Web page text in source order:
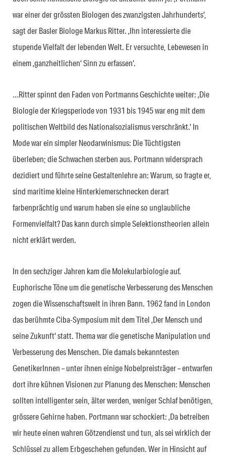
war einer der grössten Biologen des zwanzigsten Jahrhunderts‘,
sagt der Basler Biologe Markus Ritter. ‚Ihn interessierte die
stupende Vielfalt der lebenden Welt. Er versuchte, Lebewesen in
einem ‚ganzheitlichen‘ Sinn zu erfassen‘.
…Ritter spinnt den Faden von Portmanns Geschichte weiter: ‚Die
Biologie der Kriegsperiode von 1931 bis 1945 war eng mit dem
politischen Weltbild des Nationalsozialismus verschränkt.‘ In
Mode war ein simpler Neodarwinismus: Die Tüchtigsten
überleben; die Schwachen sterben aus. Portmann widersprach
dezidiert und führte seine Gestaltenlehre an: Warum, so fragte er,
sind maritime kleine Hinterkiemerschnecken derart
farbenprächtig und warum haben sie eine so unglaubliche
Formenvielfalt? Das kann durch simple Selektionstheorien allein
nicht erklärt werden.
In den sechziger Jahren kam die Molekularbiologie auf.
Euphorische Töne um die genetische Verbesserung des Menschen
zogen die Wissenschaftswelt in ihren Bann. 1962 fand in London
das berühmte Ciba-Symposium mit dem Titel ‚Der Mensch und
seine Zukunft‘ statt. Thema war die genetische Manipulation und
Verbesserung des Menschen. Die damals bekanntesten
GenetikerInnen – unter ihnen einige Nobelpreisträger – entwarfen
dort ihre kühnen Visionen zur Planung des Menschen: Menschen
sollten intelligenter sein, älter werden, weniger Schlaf benötigen,
grössere Gehirne haben. Portmann war schockiert: ‚Da betreiben
wir heute einen wahren Götzendienst und tun, als sei wirklich der
Schlüssel zu allem Erbgeschehen gefunden. Wer in Hinsicht auf